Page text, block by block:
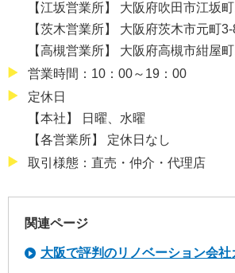
【江坂営業所】 大阪府吹田市江坂
【茨木営業所】 大阪府茨木市元町
【高槻営業所】 大阪府高槻市紺屋
営業時間：10：00～19：00
定休日
【本社】 日曜、水曜
【各営業所】 定休日なし
取引様態：直売・仲介・代理店
関連ページ
大阪で評判のリノベーション会社